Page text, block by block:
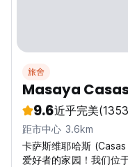
旅舍
Masaya
9.6近乎完美
距市中心 3.6km
卡萨斯维耶哈斯
爱好者的家园！我们位